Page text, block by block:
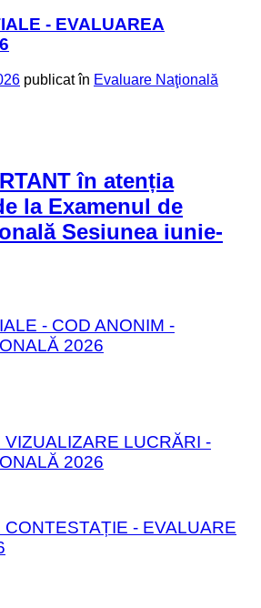
- EVALUAREA
publicat în Evaluare Naţională
în atenția
la Examenul de
Sesiunea iunie-
- COD ANONIM -
2026
LUCRĂRI -
2026
- EVALUARE